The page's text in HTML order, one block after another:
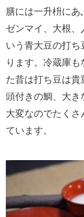
膳には一升枡に
ゼンマイ、大根、
いう青大豆の打ち
ります。冷蔵庫
た昔は打ち豆は貴
頭付きの鯛、大き
大変なのでたく
ています。